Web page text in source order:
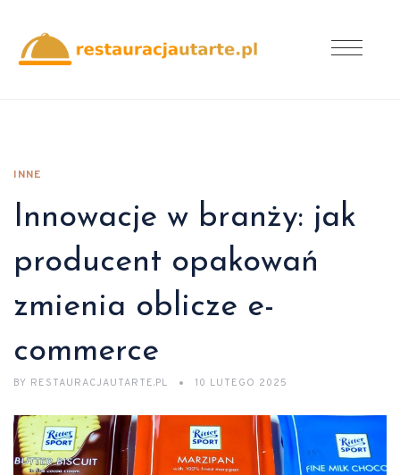
INNE
Innowacje w branży: jak
producent opakowań
zmienia oblicze e-
commerce
BY RESTAURACJAUTARTE.PL 10 LUTEGO 2025